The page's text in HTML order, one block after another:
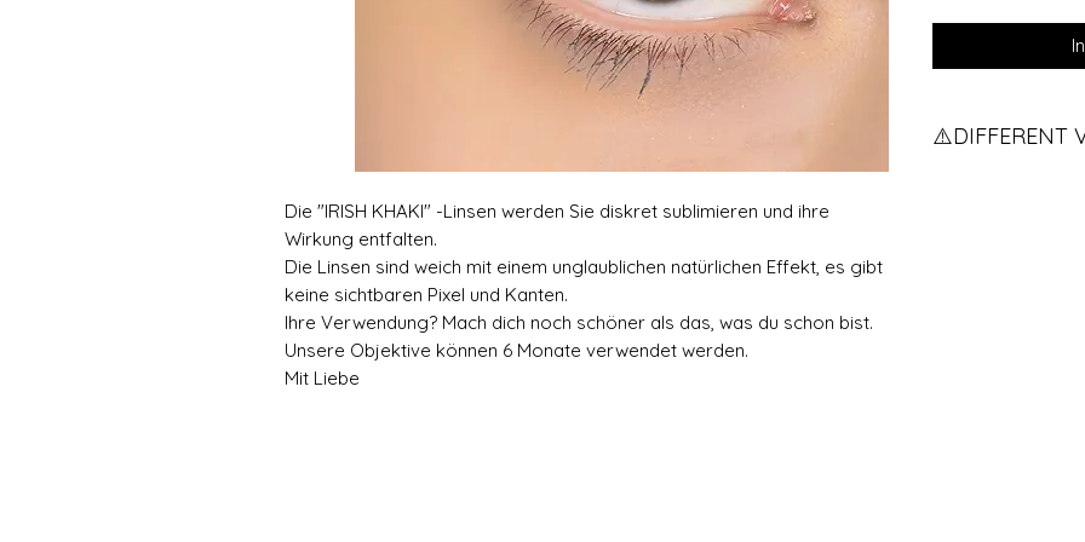
Die "IRISH KHAKI" -Linsen werden Sie diskret sublimieren und ihre
Wirkung entfalten.
Die Linsen sind weich mit einem unglaublichen natürlichen Effekt, es gibt
keine sichtbaren Pixel und Kanten.
Ihre Verwendung? Mach dich noch schöner als das, was du schon bist.
Unsere Objektive können 6 Monate verwendet werden.
Mit Liebe
⚠️DIFFERENT